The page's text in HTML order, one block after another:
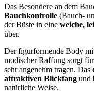
Das Besondere an dem
Bauchkontrolle (Bauch-
der Büste in eine weiche,
über.
Der figurformende Body
modischer Raffung sorgt
sehr angenehm tragen. Das
attraktiven Blickfang und
natürliche Weise.